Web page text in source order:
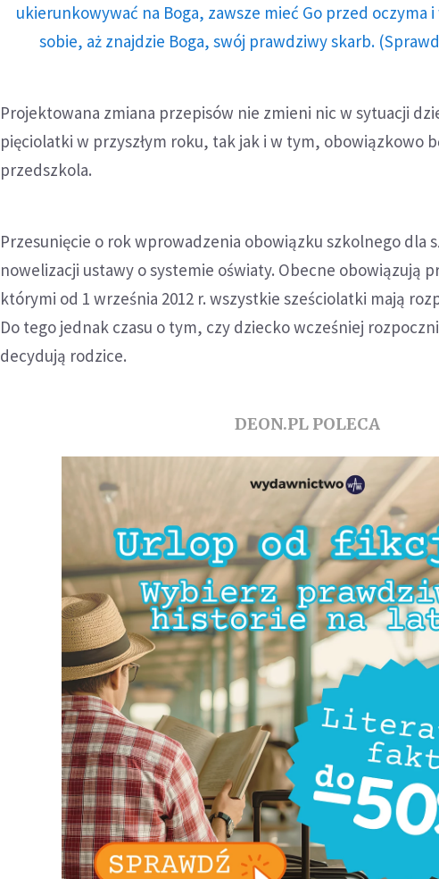
ukierunkowywać na Boga, zawsze mieć Go przed oczyma
sobie, aż znajdzie Boga, swój prawdziwy skarb.
Projektowana zmiana przepisów nie zmieni nic w sytuacji
pięciolatki w przyszłym roku, tak jak i w tym, obowiązkowo
przedszkola.
Przesunięcie o rok wprowadzenia obowiązku szkolnego dla
nowelizacji ustawy o systemie oświaty. Obecne obowiązują
którymi od 1 września 2012 r. wszystkie sześciolatki mają
Do tego jednak czasu o tym, czy dziecko wcześniej
decydują rodzice.
DEON.PL POLECA